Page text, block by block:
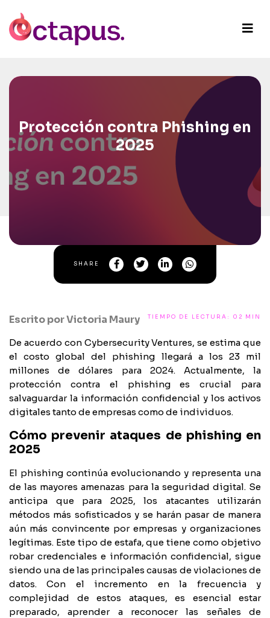
Protección contra Phishing en
2025
SHARE
Escrito porVictoria Maury TIEMPO DE LECTURA: 02 MIN
De acuerdo con Cybersecurity Ventures, se estima que
el costo global del phishing llegará a los 23 mil
millones de dólares para 2024. Actualmente, la
protección contra el phishing es crucial para
salvaguardar la información confidencial y los activos
digitales tanto de empresas como de individuos.
Cómo prevenir ataques de phishing en
2025
El phishing continúa evolucionando y representa una
de las mayores amenazas para la seguridad digital. Se
anticipa que para 2025, los atacantes utilizarán
métodos más sofisticados y se harán pasar de manera
aún más convincente por empresas y organizaciones
legítimas. Este tipo de estafa, que tiene como objetivo
robar credenciales e información confidencial, sigue
siendo una de las principales causas de violaciones de
datos. Con el incremento en la frecuencia y
complejidad de estos ataques, es esencial estar
preparado, aprender a reconocer las señales de